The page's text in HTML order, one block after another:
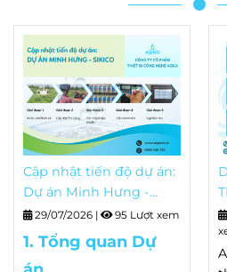
Cập nhật tiến độ dự án:
Dự án Minh Hưng -
Sikico
29/07/2026 | 95 Lượt xem
1. Tổng quan Dự